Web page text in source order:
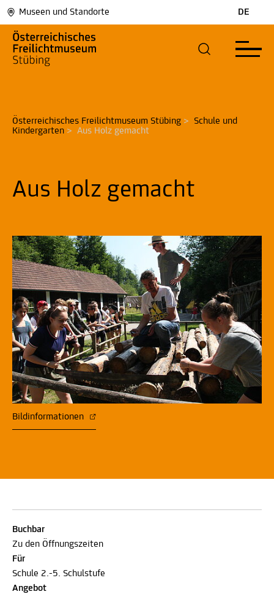
Museen und Standorte DE
Österreichisches Freilichtmuseum Stübing > Schule und
Kindergarten > Aus Holz gemacht
Aus Holz gemacht
Bildinformationen
Buchbar
Zu den Öffnungszeiten
Für
Schule 2.-5. Schulstufe
Angebot